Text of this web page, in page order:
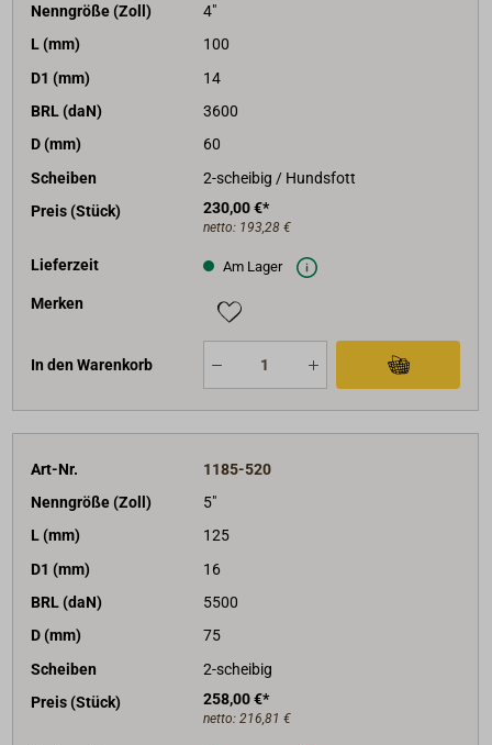
Nenngröße (Zoll)
4"
L (mm)
100
D1 (mm)
14
BRL (daN)
3600
D (mm)
60
Scheiben
2-scheibig / Hundsfott
Preis (Stück)
230,00 €*
netto: 193,28 €
Lieferzeit Am Lager
Merken
In den Warenkorb
Art-Nr.
1185-520
Nenngröße (Zoll)
5"
L (mm)
125
D1 (mm)
16
BRL (daN)
5500
D (mm)
75
Scheiben
2-scheibig
Preis (Stück)
258,00 €*
netto: 216,81 €